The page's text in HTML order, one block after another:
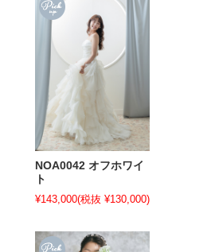
NOA0042 オフホワイ
ト
¥143,000(税抜 ¥130,000)